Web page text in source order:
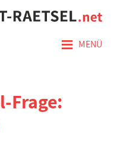
≡ MENÜ
Frage: